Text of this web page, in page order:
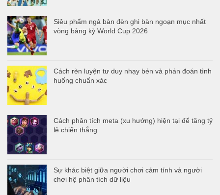
Siêu phẩm ngả bàn đèn ghi bàn ngoạn mục nhất
vòng bảng kỳ World Cup 2026
Cách rèn luyện tư duy nhạy bén và phán đoán tình
huống chuẩn xác
Cách phân tích meta (xu hướng) hiện tại để tăng tỷ
lệ chiến thắng
Sự khác biệt giữa người chơi cảm tính và người
chơi hệ phân tích dữ liệu